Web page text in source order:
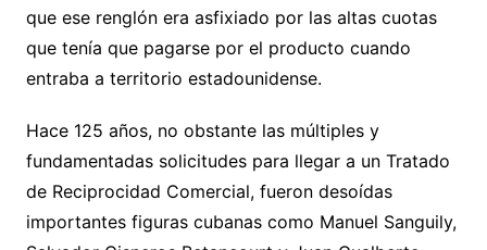
que ese renglón era asfixiado por las altas cuotas
que tenía que pagarse por el producto cuando
entraba a territorio estadounidense.
Hace 125 años, no obstante las múltiples y
fundamentadas solicitudes para llegar a un Tratado
de Reciprocidad Comercial, fueron desoídas
importantes figuras cubanas como Manuel Sanguily,